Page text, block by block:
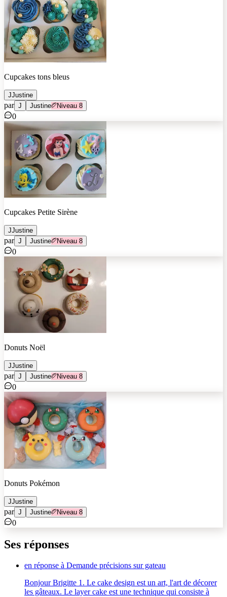
Cupcakes tons bleus
JJustine
par J Justine Niveau 8
0
Cupcakes Petite Sirène
JJustine
par J Justine Niveau 8
0
Donuts Noël
JJustine
par J Justine Niveau 8
0
Donuts Pokémon
JJustine
par J Justine Niveau 8
0
Ses réponses
en réponse à Demande précisions sur gateau
Bonjour Brigitte 1. Le cake design est un art, l'art de décorer
les gâteaux. Le layer cake est une technique qui consiste à